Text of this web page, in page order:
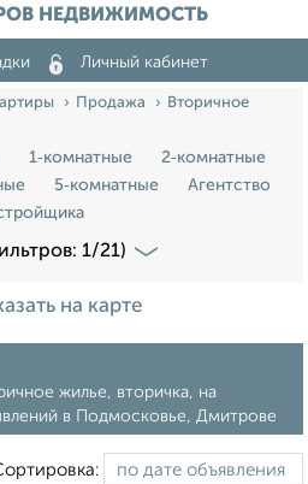
НЕДВИЖИМОСТЬ
Личный кабинет
Продажа
Вторичное
1‑комнатные
2‑комнатные
5‑комнатные
Агентство
1/21)
на карте
жилье, вторичка, на
в Подмосковье, Дмитрове